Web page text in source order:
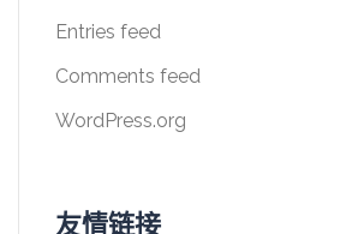
Entries feed
Comments feed
WordPress.org
友情链接